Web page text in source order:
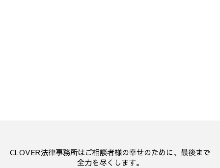
CLOVER法律事務所はご相談者様の幸せのために、最後まで
全力を尽くします。